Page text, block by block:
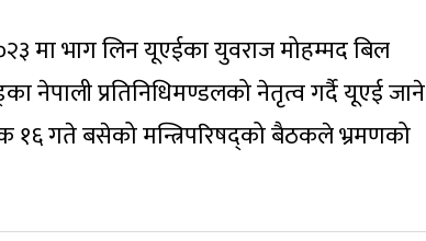
मा भाग लिन यूएईका युवराज मोहम्मद बिल
नेपाली प्रतिनिधिमण्डलको नेतृत्व गर्दै यूएई जाने
१६ गते बसेको मन्त्रिपरिषद्को बैठकले भ्रमणको